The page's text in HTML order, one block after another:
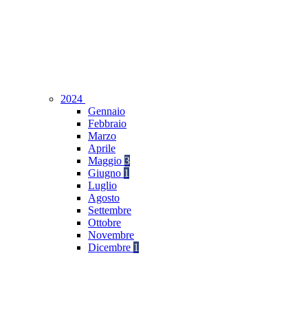
2024
Gennaio
Febbraio
Marzo
Aprile
Maggio 3
Giugno 1
Luglio
Agosto
Settembre
Ottobre
Novembre
Dicembre 1